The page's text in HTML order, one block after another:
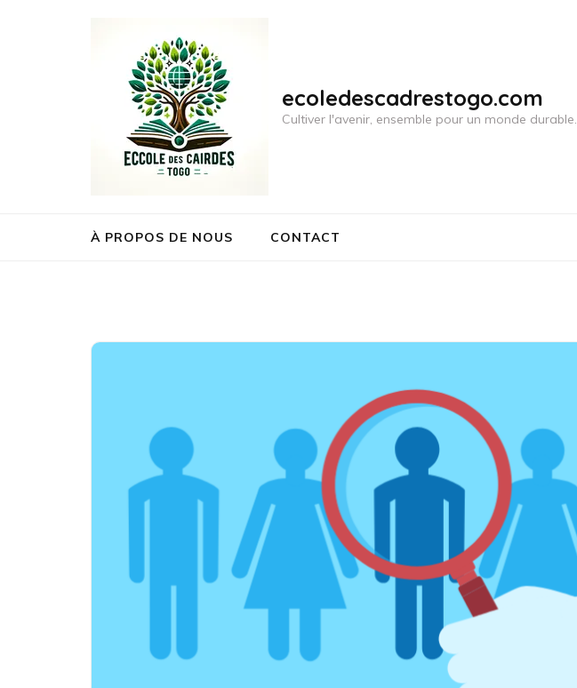
ecoledescadrestogo.com
Cultiver l'avenir, ensemble pour un monde durable.
À PROPOS DE NOUS CONTACT